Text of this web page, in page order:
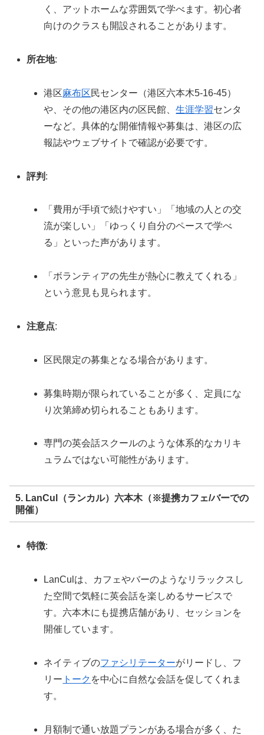
く、アットホームな雰囲気で学べます。初心者
向けのクラスも開設されることがあります。
所在地:
港区麻布区民センター（港区六本木5-16-45）
や、その他の港区内の区民館、生涯学習センタ
ーなど。具体的な開催情報や募集は、港区の広
報誌やウェブサイトで確認が必要です。
評判 :
「費用が手頃で続けやすい」「地域の人との交
流が楽しい」「ゆっくり自分のペースで学べ
る」といった声があります。
「ボランティアの先生が熱心に教えてくれる」
という意見も見られます。
注意点:
区民限定の募集となる場合があります。
募集時期が限られていることが多く、定員にな
り次第締め切られることもあります。
専門の英会話スクールのような体系的なカリキ
ュラムではない可能性があります。
5. LanCul（ランカル）六本木（※提携カフェ/バーでの
開催）
特徴:
LanCulは、カフェやバーのようなリラックスし
た空間で気軽に英会話を楽しめるサービスで
す。六本木にも提携店舗があり、セッションを
開催しています。
ネイティブのファシリテーターがリードし、フ
リー トーク を中心に自然な会話を促してくれま
す。
月額制で通い放題プランがある場合が多く、た